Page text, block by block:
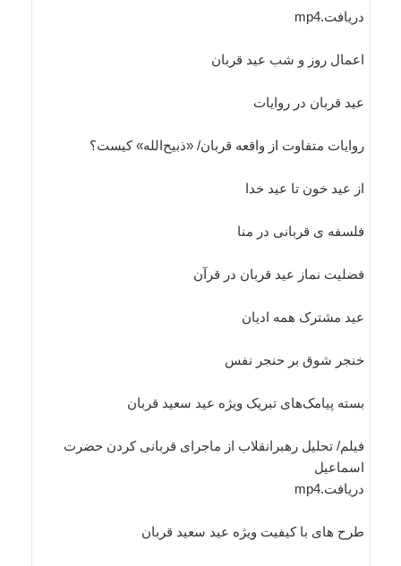
دریافت.mp4
اعمال روز و شب عید قربان
عید قربان در روایات
روایات متفاوت از واقعه قربان/ «ذبیح‌الله» کیست؟
از عيد خون تا عيد خدا
فلسفه ی قربانی در منا
فضلیت نماز عید قربان در قرآن
عید مشترک همه ادیان
خنجر شوق بر حنجر نفس
بسته پیامک‌های تبریک ویژه عید سعید قربان
فیلم/ تحلیل رهبرانقلاب از ماجرای قربانی کردن حضرت
اسماعیل
دریافت.mp4
طرح های با کیفیت ویژه عید سعید قربان